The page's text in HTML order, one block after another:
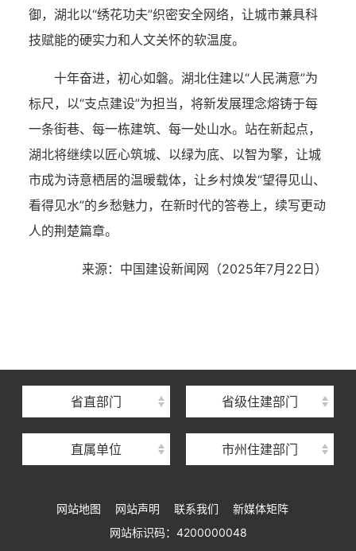
御，湖北以“绣花功夫”织密安全网络，让城市兼具科
技赋能的硬实力和人文关怀的软温度。
十年奋进，初心如磐。湖北住建以“人民满意”为
标尺，以“支点建设”为担当，将新发展理念熔铸于每
一条街巷、每一栋建筑、每一处山水。站在新起点，
湖北将继续以匠心筑城、以绿为底、以智为擎，让城
市成为诗意栖居的温暖载体，让乡村焕发“望得见山、
看得见水”的乡愁魅力，在新时代的答卷上，续写更动
人的荆楚篇章。
来源：中国建设新闻网（2025年7月22日）
省直部门 省级住建部门
直属单位
湖北省住房保障中心
湖北省建设工程质量安全监督总站
湖北省建设工程标准定额管理总站
湖北省住建厅执业资格注册中心
市州住建部门
网站地图 网站声明 联系我们
新媒体矩阵
网站标识码：4200000048